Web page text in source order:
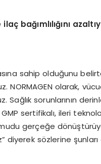
bağımlılığını
sahip olduğunu
NORMAGEN olarak,
Sağlık sorunlarının
GMP sertifikalı, ileri
gerçeğe
diyerek sözlerine şunları